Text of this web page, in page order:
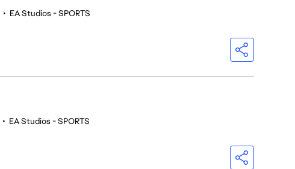
• EA Studios - SPORTS
• EA Studios - SPORTS